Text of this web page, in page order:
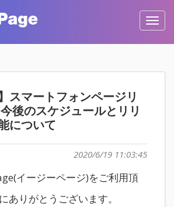
スマートフォンページリ
後のスケジュールとリリ
について
2020/6/19 11:03:45
イージーページ)をご利用頂
ありがとうございます。